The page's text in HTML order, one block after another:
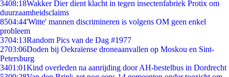
3408:18Wakker Dier dient klacht in tegen insectenfabriek Protix om
duurzaamheidsclaims
8504:44'Witte' mannen discrimineren is volgens OM geen enkel
probleem
3704:13Random Pics van de Dag #1977
2703:06Doden bij Oekraïense droneaanvallen op Moskou en Sint-
Petersburg
3401:01Kind overleden na aanrijding door AH-bestelbus in Dordrecht